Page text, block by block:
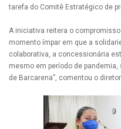
tarefa do Comitê Estratégico de
A iniciativa reitera o
momento ímpar em que a
colaborativa, a concessionária
mesmo em período de
de Barcarena”, comentou o